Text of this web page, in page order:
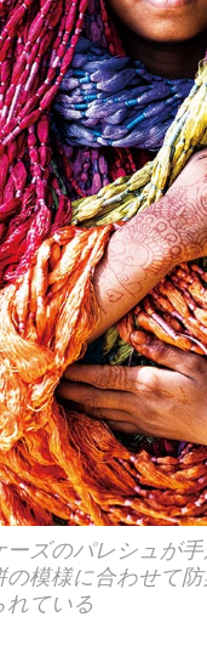
ーズのパレシュが
の模様に合わせて
れている